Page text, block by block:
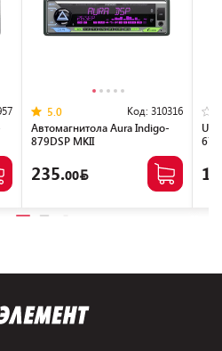
5.0 Код: 310316
Автомагнитола Aura Indigo-
879DSP MKII
235.00